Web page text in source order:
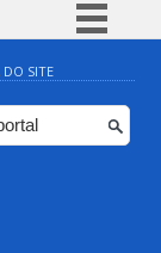
BR
SITE